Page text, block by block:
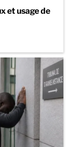
et usage de